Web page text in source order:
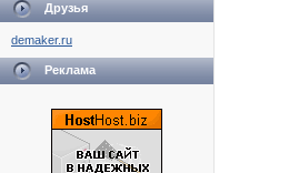
Друзья
demaker.ru
Реклама